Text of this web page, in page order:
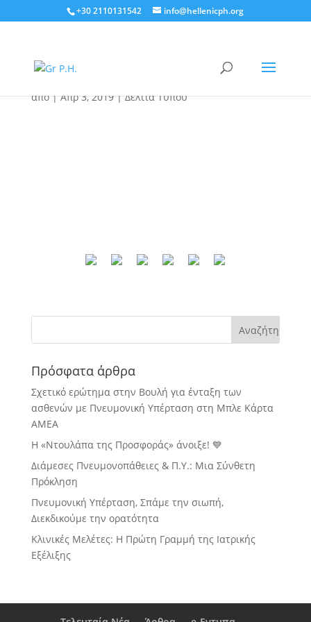
+30 2110131542 info@hellenicph.org
2019
από|Απρ 3, 2019|Δελτία Τύπου
Πρόσφατα άρθρα
Σχετικό ερώτημα στην Βουλή για ένταξη των
ασθενών με Πνευμονική Υπέρταση στη Μπλε Κάρτα
ΑΜΕΑ
Η «Ντουλάπα της Προσφοράς» άνοιξε! 💙
Διάμεσες Πνευμονοπάθειες & Π.Υ.: Μια Σύνθετη
Πρόκληση
Πνευμονική Υπέρταση, Σπάμε την σιωπή,
Διεκδικούμε την ορατότητα
Κλινικές Μελέτες: Η Πρώτη Γραμμή της Ιατρικής
Εξέλιξης